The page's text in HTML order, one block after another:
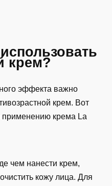
крем?
эффекта важно
крем. Вот
применению крема La
чем нанести крем,
кожу лица. Для